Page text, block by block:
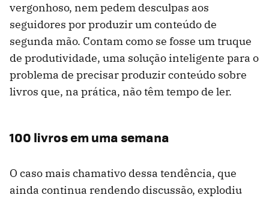
vergonhoso, nem pedem desculpas aos
seguidores por produzir um conteúdo de
segunda mão. Contam como se fosse um truque
de produtividade, uma solução inteligente para o
problema de precisar produzir conteúdo sobre
livros que, na prática, não têm tempo de ler.
100 livros em uma semana
O caso mais chamativo dessa tendência, que
ainda continua rendendo discussão, explodiu